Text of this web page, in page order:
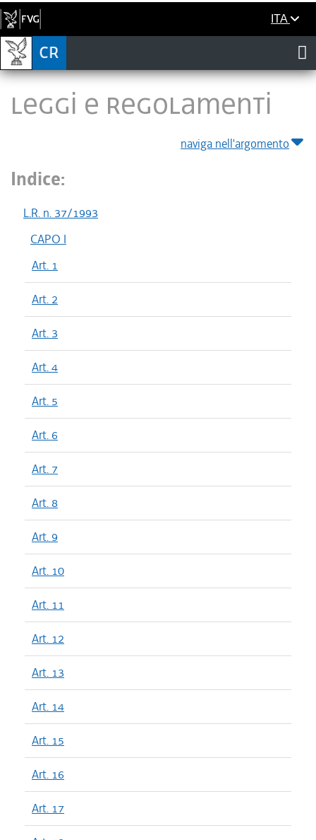
ITA
LEGGI E REGOLAMENTI
naviga nell'argomento
Indice:
L.R. n. 37/1993
CAPO I
Art. 1
Art. 2
Art. 3
Art. 4
Art. 5
Art. 6
Art. 7
Art. 8
Art. 9
Art. 10
Art. 11
Art. 12
Art. 13
Art. 14
Art. 15
Art. 16
Art. 17